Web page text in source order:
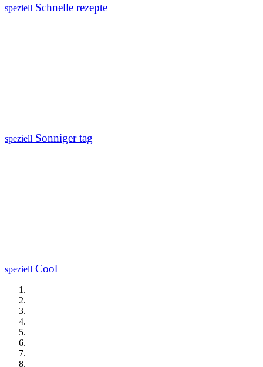
speziell Schnelle rezepte
speziell Sonniger tag
speziell Cool